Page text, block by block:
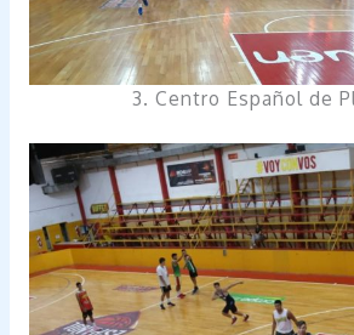
3. Centro Español de